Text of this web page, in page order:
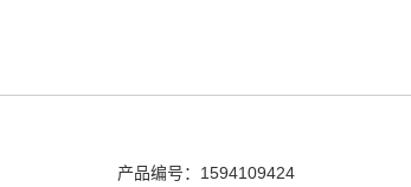
产品编号：1594109424